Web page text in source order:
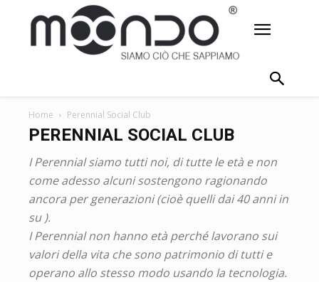
Home Perennial Social Club
PERENNIAL SOCIAL CLUB
I Perennial siamo tutti noi, di tutte le età e non
come adesso alcuni sostengono ragionando
ancora per generazioni (cioè quelli dai 40 anni in
su ).
I Perennial non hanno età perché lavorano sui
valori della vita che sono patrimonio di tutti e
operano allo stesso modo usando la tecnologia.